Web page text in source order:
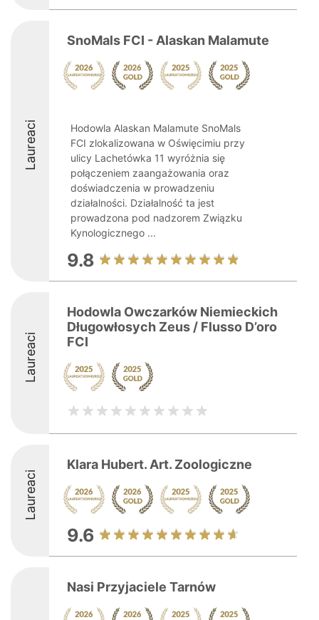
Laureaci
SnoMals FCI - Alaskan Malamute
Hodowla Alaskan Malamute SnoMals
FCI zlokalizowana w Oświęcimiu przy
ulicy Lachetówka 11 wyróżnia się
połączeniem zaangażowania oraz
doświadczenia w prowadzeniu
działalności. Działalność ta jest
prowadzona pod nadzorem Związku
Kynologicznego ...
9.8
Laureaci
Hodowla Owczarków Niemieckich
Długowłosych Zeus / Flusso D’oro
FCI
Laureaci
Klara Hubert. Art. Zoologiczne
9.6
Nasi Przyjaciele Tarnów